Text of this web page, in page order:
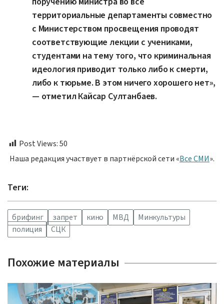
территориальные департаменты совместно
с Министерством просвещения проводят
соответствующие лекции с учениками,
студентами на тему того, что криминальная
идеология приводит только либо к смерти,
либо к тюрьме. В этом ничего хорошего нет»,
— отметил Кайсар Султанбаев.
Post Views:50
Наша редакция участвует в партнёрской сети «Все СМИ».
Теги:
брифинг запрет кино МВД
Минкультуры
полиция
СЦК
Похожие материалы